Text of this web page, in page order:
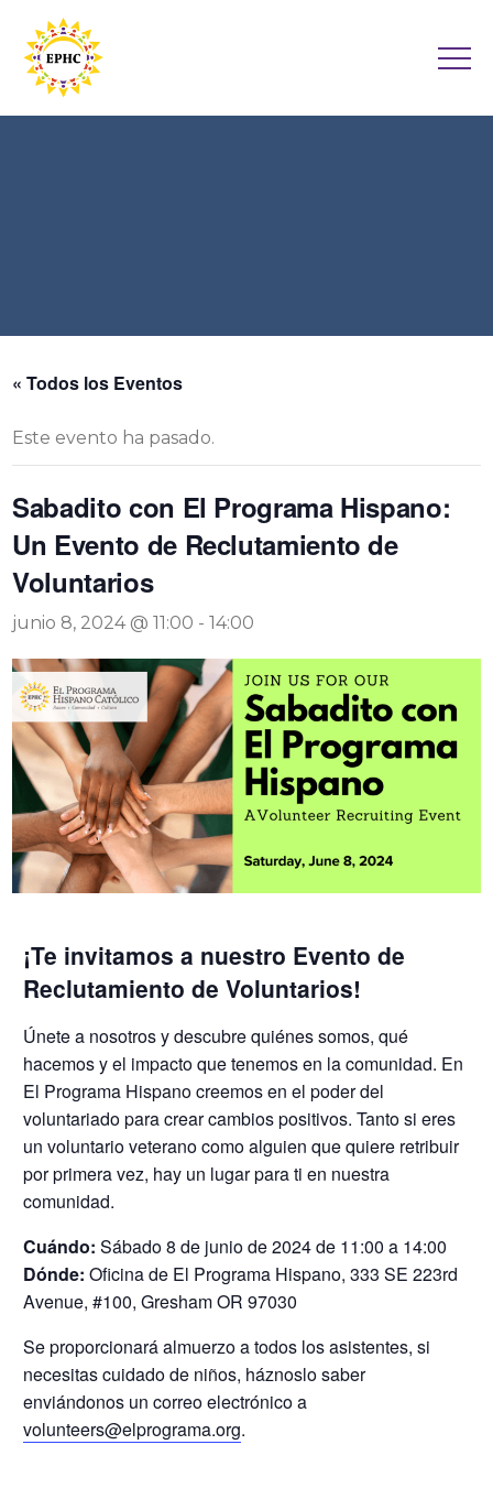
« Todos los Eventos
Este evento ha pasado.
Sabadito con El Programa Hispano:
Un Evento de Reclutamiento de
Voluntarios
junio 8, 2024 @ 11:00 -14:00
¡Te invitamos a nuestro Evento de
Reclutamiento de Voluntarios!
Únete a nosotros y descubre quiénes somos, qué
hacemos y el impacto que tenemos en la comunidad. En
El Programa Hispano creemos en el poder del
voluntariado para crear cambios positivos. Tanto si eres
un voluntario veterano como alguien que quiere retribuir
por primera vez, hay un lugar para ti en nuestra
comunidad.
Cuándo:Sábado 8 de junio de 2024 de 11:00 a 14:00
Dónde: Oficina de El Programa Hispano, 333 SE 223rd
Avenue, #100, Gresham OR 97030
Se proporcionará almuerzo a todos los asistentes, si
necesitas cuidado de niños, háznoslo saber
enviándonos un correo electrónico a
volunteers@elprograma.org.